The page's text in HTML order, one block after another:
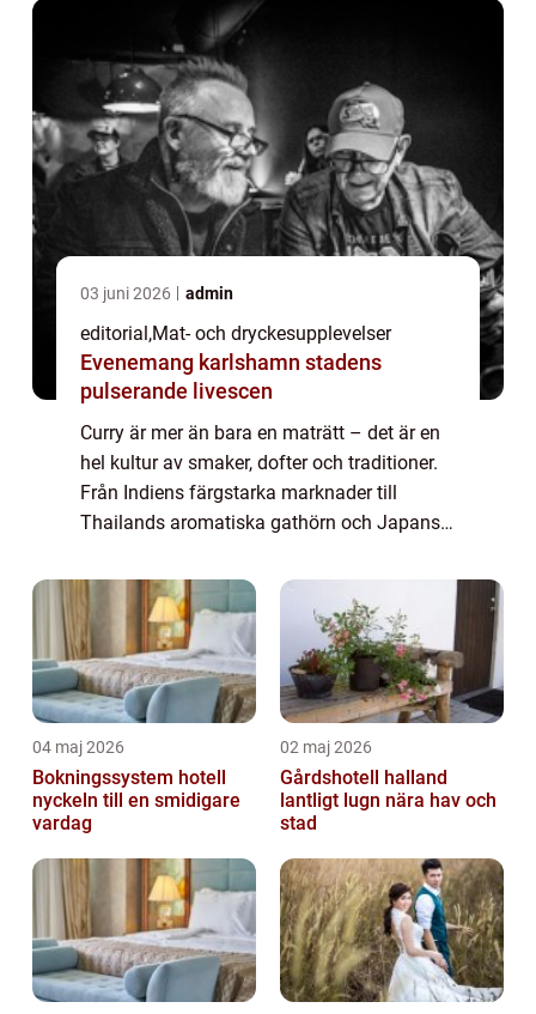
03 juni 2026 admin
editorial,Mat- och dryckesupplevelser
Evenemang karlshamn stadens
pulserande livescen
Curry är mer än bara en maträtt – det är en
hel kultur av smaker, dofter och traditioner.
Från Indiens färgstarka marknader till
Thailands aromatiska gathörn och Japans
04 maj 2026
Bokningssystem hotell
nyckeln till en smidigare
vardag
02 maj 2026
Gårdshotell halland
lantligt lugn nära hav och
stad